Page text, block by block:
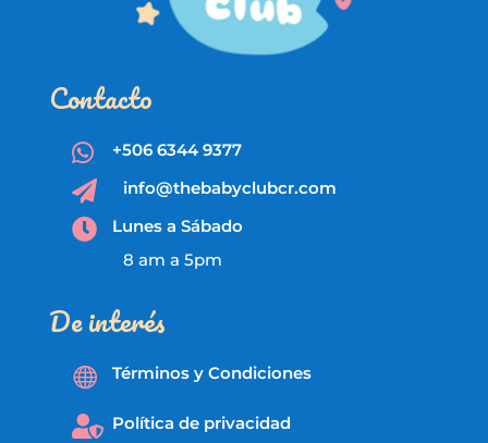
Contacto
 +506 6344 9377
 info@thebabyclubcr.com

Lunes a Sábado
8 am a 5pm
De interés
 Términos y Condiciones
 Política de privacidad